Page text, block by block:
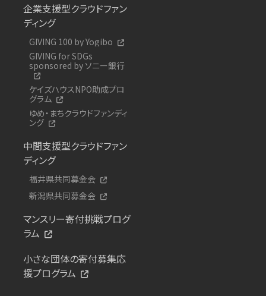
企業支援型クラウドファン
ディング
GIVING 100 by Yogibo
GIVING for SDGs
sponsored by ソニー銀行
ケイズハウスNPO助成プロ
グラム
ゆめ・まちクラウドファンディ
ング
中間支援型クラウドファン
ディング
福井県共同募金会
新潟県共同募金会
マンスリー寄付挑戦プログ
ラム
小さな団体の寄付募集応
援プログラム